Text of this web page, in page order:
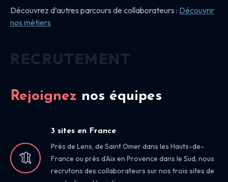
Découvrez d’autres parcours de collaborateurs : Découvrir
nos métiers
Rejoignez nos équipes
3 sites en France
Près de Lens, de Saint Omer dans les Hauts-de-
France ou près d’Aix en Provence dans le Sud, nous
recrutons des collaborateurs sur nos trois sites de
RECRUTEMENT